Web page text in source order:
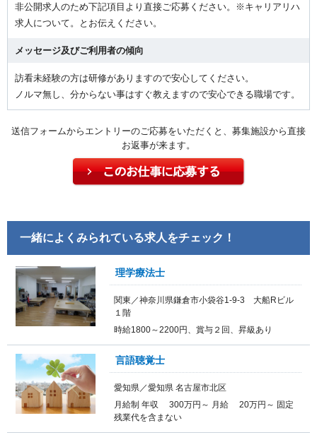
非公開求人のため下記項目より直接ご応募ください。※キャリアリハ
求人について。とお伝えください。
メッセージ及びご利用者の傾向
訪看未経験の方は研修がありますので安心してください。
ノルマ無し、分からない事はすぐ教えますので安心できる職場です。
送信フォームからエントリーのご応募をいただくと、募集施設から直接
お返事が来ます。
一緒によくみられている求人をチェック！
理学療法士
関東／神奈川県鎌倉市小袋谷1-9-3 大船Rビル
１階
時給1800～2200円、賞与２回、昇級あり
言語聴覚士
愛知県／愛知県 名古屋市北区
月給制 年収 300万円～ 月給 20万円～ 固定
残業代を含まない